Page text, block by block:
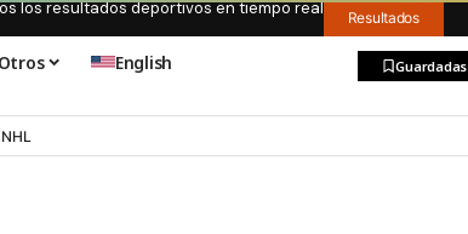
los resultados deportivos en tiempo real Resultados
Otros English Guardadas
NHL